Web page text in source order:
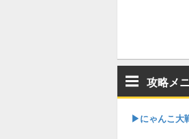
攻略メ
▶︎にゃんこ大